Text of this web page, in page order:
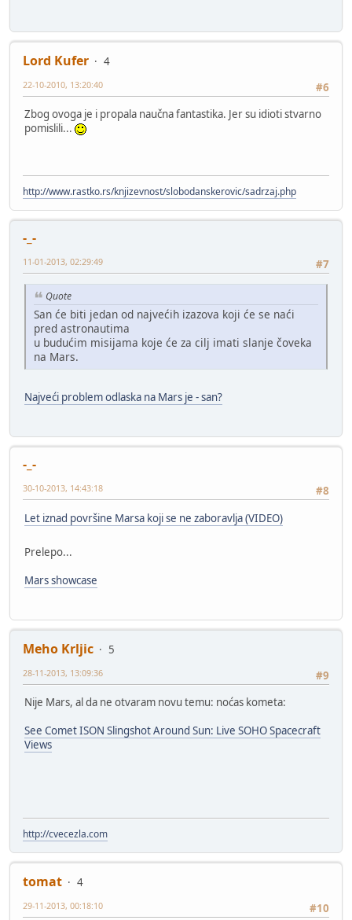
Lord Kufer
4
#6
22-10-2010, 13:20:40
Zbog ovoga je i propala naučna fantastika. Jer su idioti stvarno
pomislili...
http://www.rastko.rs/knjizevnost/slobodanskerovic/sadrzaj.php
-_-
#7
11-01-2013, 02:29:49
Quote
San će biti jedan od najvećih izazova koji će se naći
pred astronautima
u budućim misijama koje će za cilj imati slanje čoveka
na Mars.
Najveći problem odlaska na Mars je - san?
-_-
#8
30-10-2013, 14:43:18
Let iznad površine Marsa koji se ne zaboravlja (VIDEO)
Prelepo...
Mars showcase
Meho Krljic
5
#9
28-11-2013, 13:09:36
Nije Mars, al da ne otvaram novu temu: noćas kometa:
See Comet ISON Slingshot Around Sun: Live SOHO Spacecraft
Views
http://cvecezla.com
tomat
4
#10
29-11-2013, 00:18:10